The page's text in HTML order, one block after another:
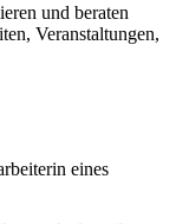
und beraten
Veranstaltungen,
eines